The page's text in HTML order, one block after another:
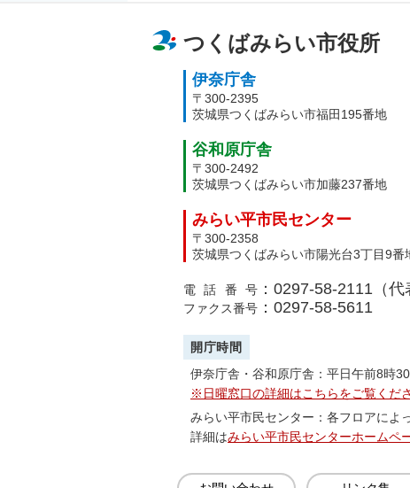
センター
ティセンター
つくばみらい市高齢者センター
つくばみらい市役所
伊奈庁舎
〒300-2395
茨城県つくばみらい市福田195番地
谷和原庁舎
〒300-2492
茨城県つくばみらい市加藤237番地
みらい平市民センター
〒300-2358
茨城県つくばみらい市陽光台3丁目9番
電話番号 ：0297-58-2111（代
ファクス番号 ：0297-58-5611
開庁時間
伊奈庁舎・谷和原庁舎：平日午前8時
※日曜窓口の詳細はこちらをご覧くださ
みらい平市民センター：各フロアによ
詳細はみらい平市民センターホームペ